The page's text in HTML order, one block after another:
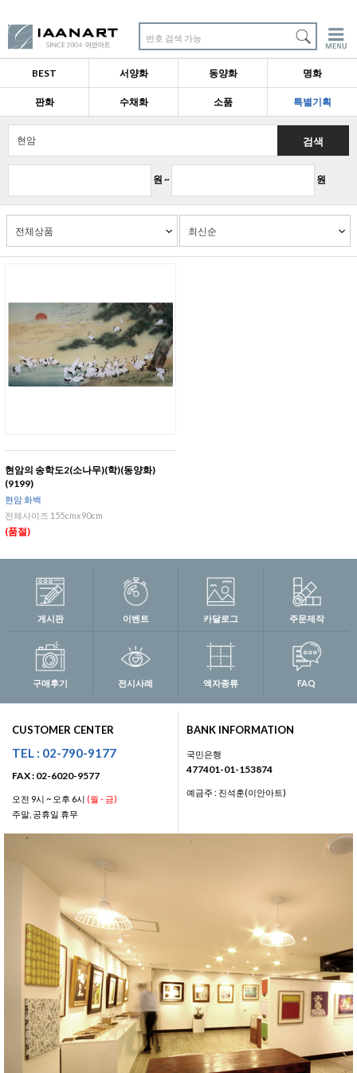
번호 검색 가능
BEST 서양화 동양화 명화
판화 수채화 소품 특별기획
원 ~ 원
검색
현암의 송학도2(소나무)(학)(동양화)
(9199)
현암 화백
전체사이즈 155cmx90cm
(품절)
게시판 이벤트 카달로그 주문제작
구매후기 전시사례 액자종류 FAQ
CUSTOMER CENTER
TEL : 02-790-9177
FAX : 02-6020-9577
오전 9시 ~ 오후 6시 (월 - 금)
주말, 공휴일 휴무
BANK INFORMATION
국민은행
477401-01-153874
예금주 : 진석훈(이안아트)